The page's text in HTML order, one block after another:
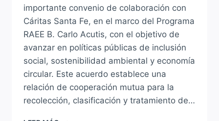
importante convenio de colaboración con
Cáritas Santa Fe, en el marco del Programa
RAEE B. Carlo Acutis, con el objetivo de
avanzar en políticas públicas de inclusión
social, sostenibilidad ambiental y economía
circular. Este acuerdo establece una
relación de cooperación mutua para la
recolección, clasificación y tratamiento de…